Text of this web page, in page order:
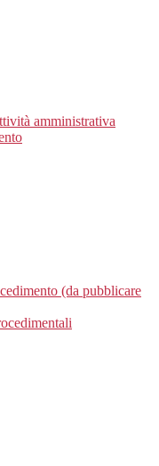
amministrativa
(da pubblicare